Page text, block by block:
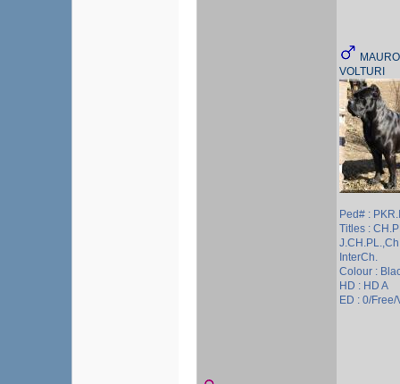
VOLTURI
Ped# :
Titles :
InterCh.
Colour :
HD : HD A
ED : 0/Free/